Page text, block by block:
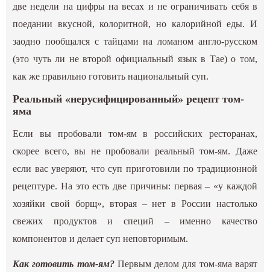
две недели на цифры на весах и не ограничивать себя в
поедании вкусной, колоритной, но калорийной еды. И
заодно пообщался с тайцами на ломаном англо-русском
(это чуть ли не второй официальный язык в Тае) о том,
как же правильно готовить национальный суп.
Реальный «нерусифицированный» рецепт том-
яма
Если вы пробовали том-ям в российских ресторанах,
скорее всего, вы не пробовали реальный том-ям. Даже
если вас уверяют, что суп приготовили по традиционной
рецептуре. На это есть две причины: первая – «у каждой
хозяйки свой борщ», вторая – нет в России настолько
свежих продуктов и специй – именно качество
компонентов и делает суп неповторимым.
Как готовить том-ям?Первым делом для том-яма варят